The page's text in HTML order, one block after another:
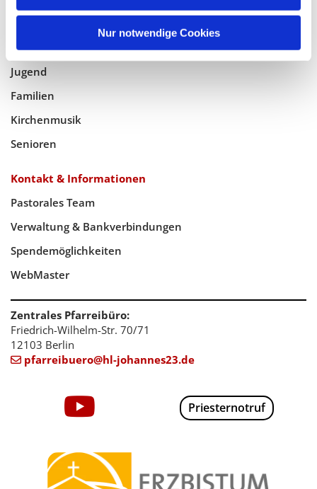
Nur notwendige Cookies
Taufe, Kommunion & Trauung
Pfarreileben
Jugend
Familien
Kirchenmusik
Senioren
Kontakt & Informationen
Pastorales Team
Verwaltung & Bankverbindungen
Spendemöglichkeiten
WebMaster
Zentrales Pfarreibüro:
Friedrich-Wilhelm-Str. 70/71
12103 Berlin
 pfarreibuero@hl-johannes23.de
Priesternotruf